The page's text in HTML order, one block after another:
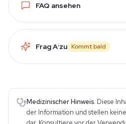
FAQ ansehen
Frag Aizu Kommt bald
Medizinischer Hinweis. Diese
der Information und stellen